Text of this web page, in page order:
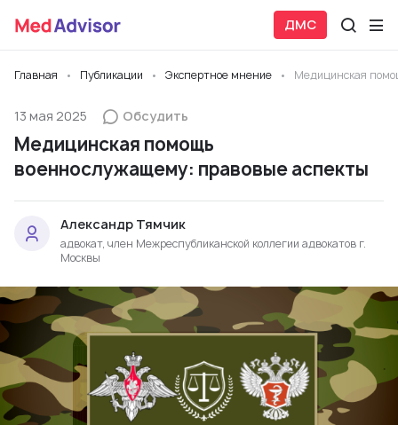
ДМС
Главная Публикации Экспертное мнение Медицинская
13 мая 2025 Обсудить
Медицинская помощь
военнослужащему: правовые аспекты
Александр Тямчик
адвокат, член Межреспубликанской коллегии адвокатов г.
Москвы